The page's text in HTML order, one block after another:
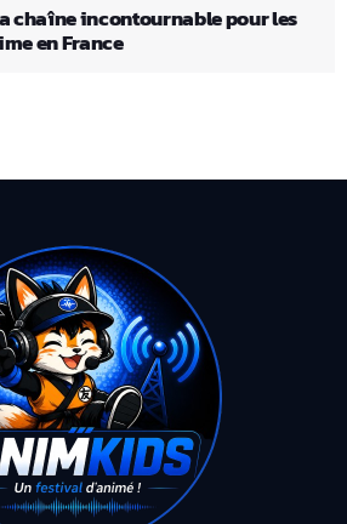
chaîne incontournable pour les
en France